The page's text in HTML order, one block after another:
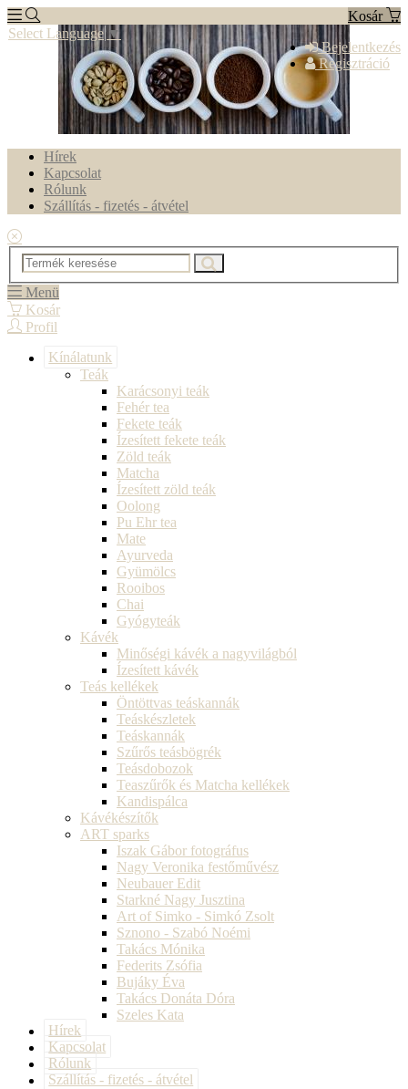
Kosár
Bejelentkezés
Regisztráció
Select Language ▼
Hírek
Kapcsolat
Rólunk
Szállítás - fizetés - átvétel
Menü
Kosár
Profil
Kínálatunk
Teák
Karácsonyi teák
Fehér tea
Fekete teák
Ízesített fekete teák
Zöld teák
Matcha
Ízesített zöld teák
Oolong
Pu Ehr tea
Mate
Ayurveda
Gyümölcs
Rooibos
Chai
Gyógyteák
Kávék
Minőségi kávék a nagyvilágból
Ízesített kávék
Teás kellékek
Öntöttvas teáskannák
Teáskészletek
Teáskannák
Szűrős teásbögrék
Teásdobozok
Teaszűrők és Matcha kellékek
Kandispálca
Kávékészítők
ART sparks
Iszak Gábor fotográfus
Nagy Veronika festőművész
Neubauer Edit
Starkné Nagy Jusztina
Art of Simko - Simkó Zsolt
Sznono - Szabó Noémi
Takács Mónika
Federits Zsófia
Bujáky Éva
Takács Donáta Dóra
Szeles Kata
Hírek
Kapcsolat
Rólunk
Szállítás - fizetés - átvétel